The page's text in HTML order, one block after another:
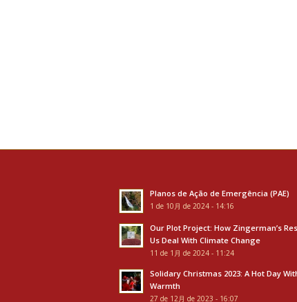
Planos de Ação de Emergência (PAE)
1 de 10月 de 2024 - 14:16
Our Plot Project: How Zingerman’s
Us Deal With Climate Change
11 de 1月 de 2024 - 11:24
Solidary Christmas 2023: A Hot Day
Warmth
27 de 12月 de 2023 - 16:07